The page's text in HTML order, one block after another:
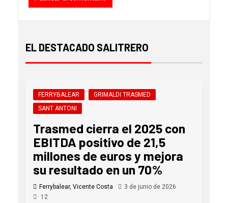
EL DESTACADO SALITRERO
FERRYBALEAR
GRIMALDI TRASMED
SANT ANTONI
Trasmed cierra el 2025 con
EBITDA positivo de 21,5
millones de euros y mejora
su resultado en un 70%
Ferrybalear, Vicente Costa
3 de junio de 2026
12